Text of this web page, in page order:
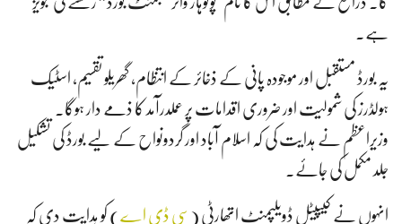
ہے۔
یہ بورڈ مستقبل اور موجودہ پانی کے ذخائر کے انتظام، گھریلو تقسیم، اسٹیک
ہولڈرز کی شمولیت اور ضروری اقدامات پر عملدرآمد کا ذمے دار ہوگا۔
وزیراعظم نے ہدایت کی کہ اسلام آباد اور گردونواح کے لیے بورڈ کی تشکیل
جلد مکمل کی جائے۔
انہوں نے کیپیٹل ڈویلپمنٹ اتھارٹی ( سی ڈی اے ) کو ہدایت دی کہ